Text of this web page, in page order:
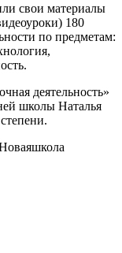
свои материалы
180
по предметам:
деятельность»
школы Наталья